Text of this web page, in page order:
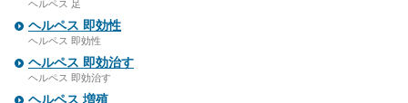
ヘルペス 足
ヘルペス 即効性
ヘルペス 即効性
ヘルペス 即効治す
ヘルペス 即効治す
ヘルペス 増殖